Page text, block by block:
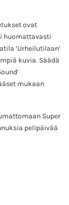
ovat
huomattavasti
’Urheilutilaan’
kuvia. Säädä
mukaan
Super
pelipäivää